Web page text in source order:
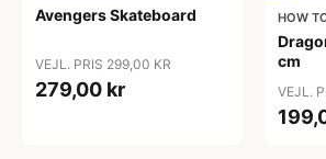
Avengers Skateboard
VEJL. PRIS 299,00 KR
279,00 kr
HOW
cm
VEJL.